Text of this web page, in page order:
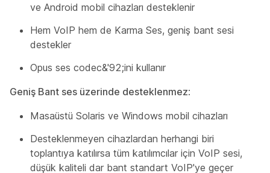
ve Android mobil cihazları desteklenir
Hem VoIP hem de Karma Ses, geniş bant sesi
destekler
Opus ses codec&'92;ini kullanır
Geniş Bant ses üzerinde desteklenmez:
Masaüstü Solaris ve Windows mobil cihazları
Desteklenmeyen cihazlardan herhangi biri
toplantıya katılırsa tüm katılımcılar için VoIP sesi,
düşük kaliteli dar bant standart VoIP'ye geçer